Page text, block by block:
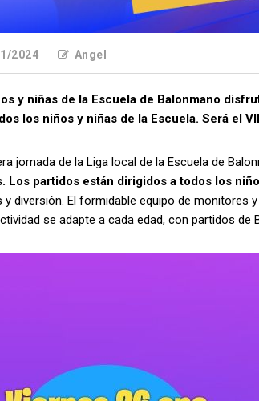
2024 Angel
y niñas de la Escuela de Balonmano
los niños y niñas de la Escuela. Será el
jornada de la Liga local de la Escuela de
Los partidos están dirigidos a todos los
y diversión. El formidable equipo de monitores
se adapte a cada edad, con partidos